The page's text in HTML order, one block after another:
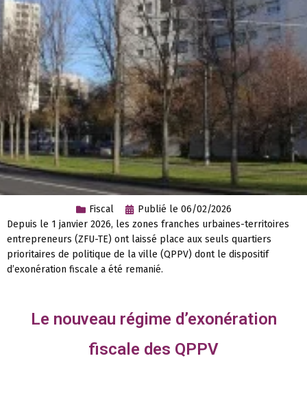
Fiscal Publié le 06/02/2026
Depuis le 1 janvier 2026, les zones franches urbaines-territoires
entrepreneurs (ZFU-TE) ont laissé place aux seuls quartiers
prioritaires de politique de la ville (QPPV) dont le dispositif
d’exonération fiscale a été remanié.
Le nouveau régime d’exonération
fiscale des QPPV